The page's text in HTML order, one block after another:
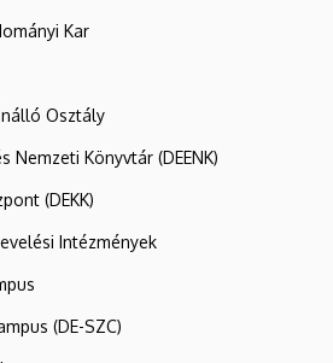
Kar
Osztály
Nemzeti Könyvtár (DEENK)
(DEKK)
Intézmények
(DE-SZC)